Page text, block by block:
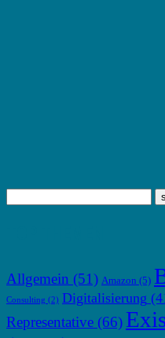
Allgemein (51) Amazon (5)
Consulting (2) Digitalisierung
Representative (66)